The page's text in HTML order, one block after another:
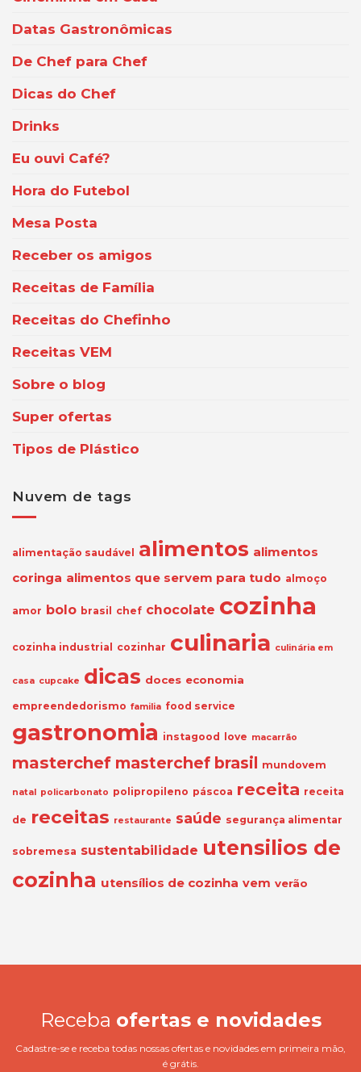
Datas Gastronômicas
De Chef para Chef
Dicas do Chef
Drinks
Eu ouvi Café?
Hora do Futebol
Mesa Posta
Receber os amigos
Receitas de Família
Receitas do Chefinho
Receitas VEM
Sobre o blog
Super ofertas
Tipos de Plástico
Nuvem de tags
alimentação saudável alimentos alimentos
coringa alimentos que servem para tudo almoço
amor bolo brasil chef chocolate cozinha
cozinha industrial cozinhar culinaria culinária em
casa cupcake dicas doces economia
empreendedorismo familia food service
gastronomia instagood love macarrão
masterchef masterchef brasil mundovem
natal policarbonato polipropileno páscoa receita receita
de receitas restaurante saúde segurança alimentar
sobremesa sustentabilidade utensilios de
cozinha utensílios de cozinha vem verão
Receba ofertas e novidades
Cadastre-se e receba todas nossas ofertas e novidades em primeira mão,
é grátis.